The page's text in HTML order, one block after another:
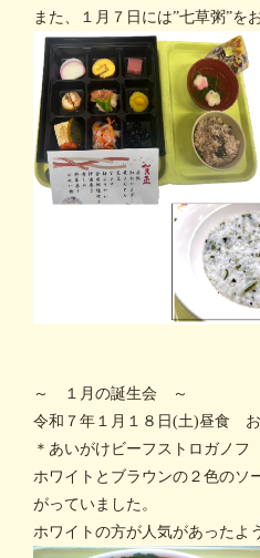
また、１月７日には”七草粥”を
～ １月の誕生会 ～
令和７年１月１８日(土)昼食
＊あいがけビーフストロガノフ
ホワイトとブラウンの２色のソ
がっていました。
ホワイトの方が人気があったよ